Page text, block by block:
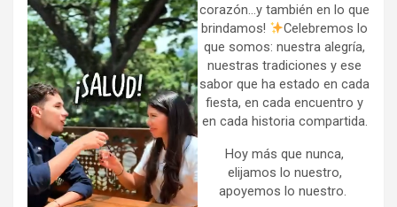
corazón…y también en lo que
brindamos!
Celebremos lo
que somos: nuestra alegría,
nuestras tradiciones y ese
sabor que ha estado en cada
fiesta, en cada encuentro y
en cada historia compartida.
Hoy más que nunca,
elijamos lo nuestro,
apoyemos lo nuestro.